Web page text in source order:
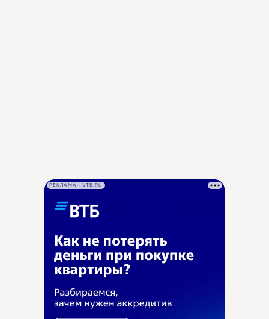
РЕКЛАМА • VTB.RU